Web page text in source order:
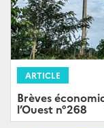
ARTICLE
Brèves
l’Ouest n°268